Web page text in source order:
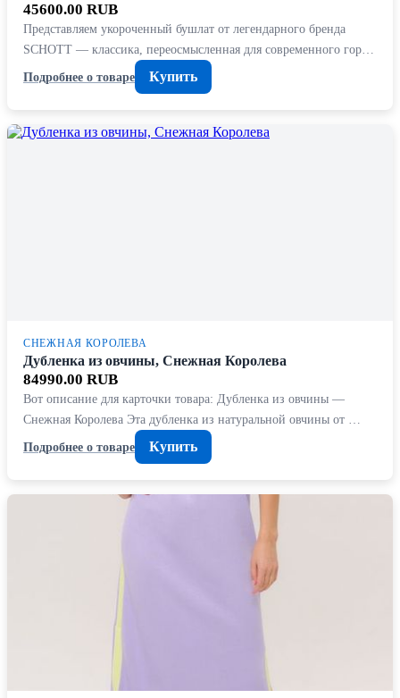
45600.00 RUB
Представляем укороченный бушлат от легендарного бренда
SCHOTT — классика, переосмысленная для современного гор…
Подробнее о товаре
Купить
СНЕЖНАЯ КОРОЛЕВА
Дубленка из овчины, Снежная Королева
84990.00 RUB
Вот описание для карточки товара: Дубленка из овчины —
Снежная Королева Эта дубленка из натуральной овчины от …
Подробнее о товаре
Купить